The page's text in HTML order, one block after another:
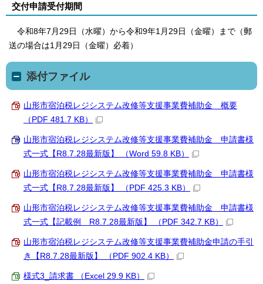
交付申請受付期間
令和8年7月29日（水曜）から令和9年1月29日（金曜）まで（郵
送の場合は1月29日（金曜）必着）
添付ファイル
山形市宿泊税レジシステム改修等支援事業費補助金 概要
（PDF 481.7 KB）
山形市宿泊税レジシステム改修等支援事業費補助金 申請書様
式一式【R8.7.28最新版】 （Word 59.8 KB）
山形市宿泊税レジシステム改修等支援事業費補助金 申請書様
式一式【R8.7.28最新版】 （PDF 425.3 KB）
山形市宿泊税レジシステム改修等支援事業費補助金 申請書様
式一式【記載例 R8.7.28最新版】 （PDF 342.7 KB）
山形市宿泊税レジシステム改修等支援事業費補助金申請の手引
き【R8.7.28最新版】 （PDF 902.4 KB）
様式3_請求書 （Excel 29.9 KB）